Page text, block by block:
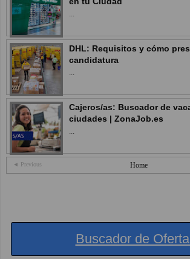
...
DHL: Requisitos y cómo
candidatura
...
Cajeros/as: Buscador de
ciudades | ZonaJob.es
...
◄ Previous Home
Buscador de